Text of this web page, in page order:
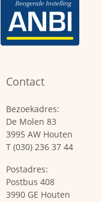
Contact
Bezoekadres:
De Molen 83
3995 AW Houten
T (030) 236 37 44
Postadres:
Postbus 408
3990 GE Houten